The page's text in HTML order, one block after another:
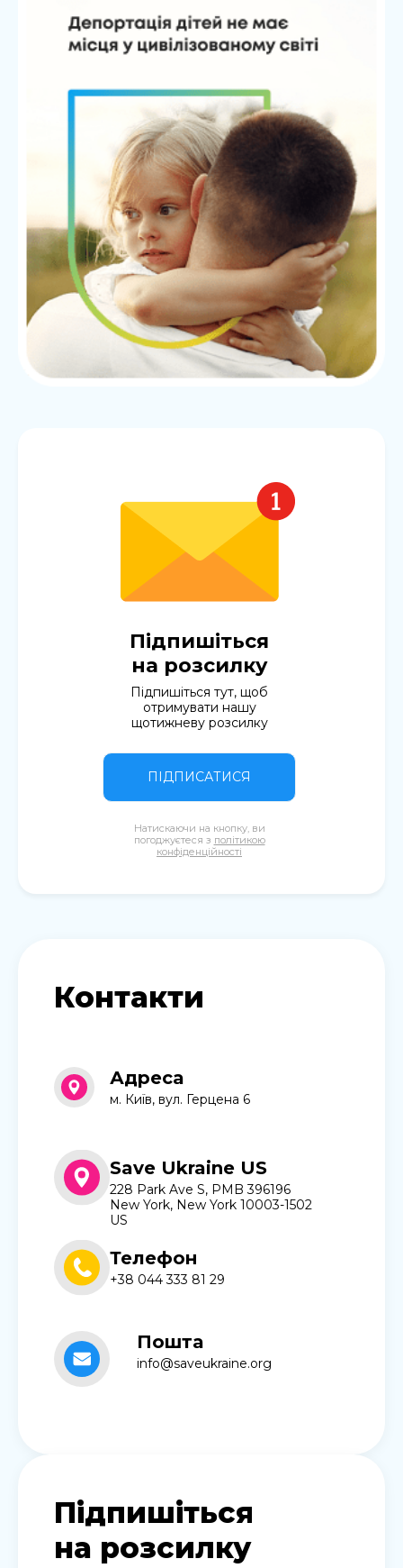
Підпишіться
на розсилку
Підпишіться тут, щоб
отримувати нашу
щотижневу розсилку
ПІДПИСАТИСЯ
Натискаючи на кнопку, ви
погоджуєтеся з політикою
конфіденційності
Контакти
Адреса
м. Київ, вул. Герцена 6
Save Ukraine US
228 Park Ave S, PMB 396196
New York, New York 10003-1502
US
Телефон
+38 044 333 81 29
Пошта
info@saveukraine.org
Підпишіться
на розсилку